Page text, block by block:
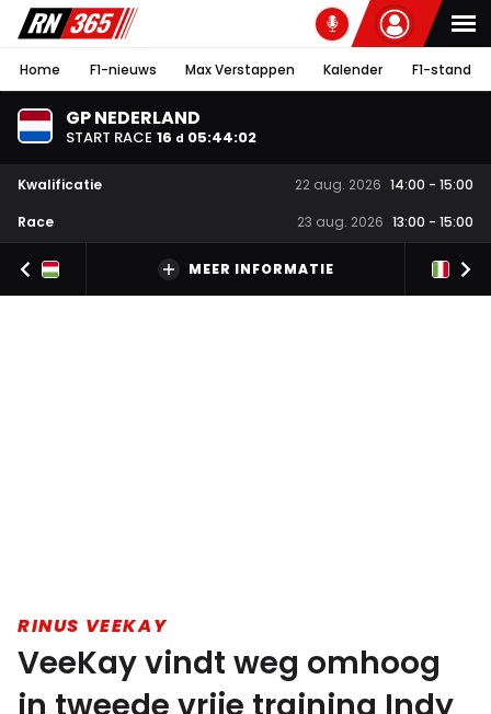
Home F1-nieuws Max Verstappen Kalender F1-stand
GP NEDERLAND
START RACE 16 d 05:44:01
Kwalificatie 22 aug. 2026 14:00 - 15:00
Race
23 aug. 2026 13:00 - 15:00
MEER INFORMATIE
RINUS VEEKAY
VeeKay vindt weg omhoog